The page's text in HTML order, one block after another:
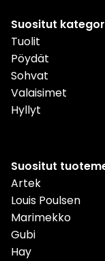
Suositut
Tuolit
Pöydät
Sohvat
Valaisimet
Hyllyt
Suositut
Artek
Louis Poulsen
Marimekko
Gubi
Hay